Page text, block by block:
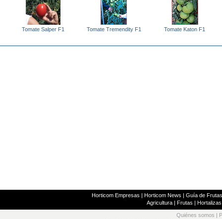
Tomate Salper F1 Tomate Tremendity F1 Tomate Katon F1
Horticom Empresas | Horticom News | Guía de
Agricultura| Frutas | Hortalizas
Quiénes somos